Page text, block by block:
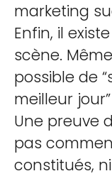
marketing
Enfin, il
scène.
possible de
meilleur
Une preuve
pas
constitués,